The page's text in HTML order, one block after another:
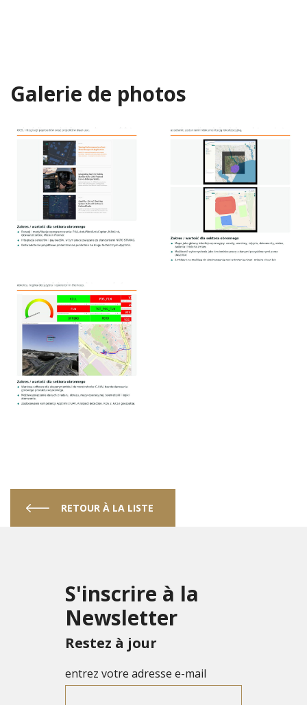
Galerie de photos
RETOUR À LA LISTE
S'inscrire à la
Newsletter
Restez à jour
entrez votre adresse e-mail